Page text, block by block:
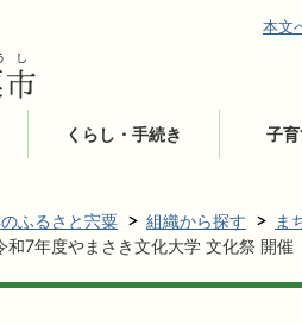
本文
くらし・手続き 子
ふるさと宍粟 組織から探す ま
和7年度やまさき文化大学 文化祭 開催